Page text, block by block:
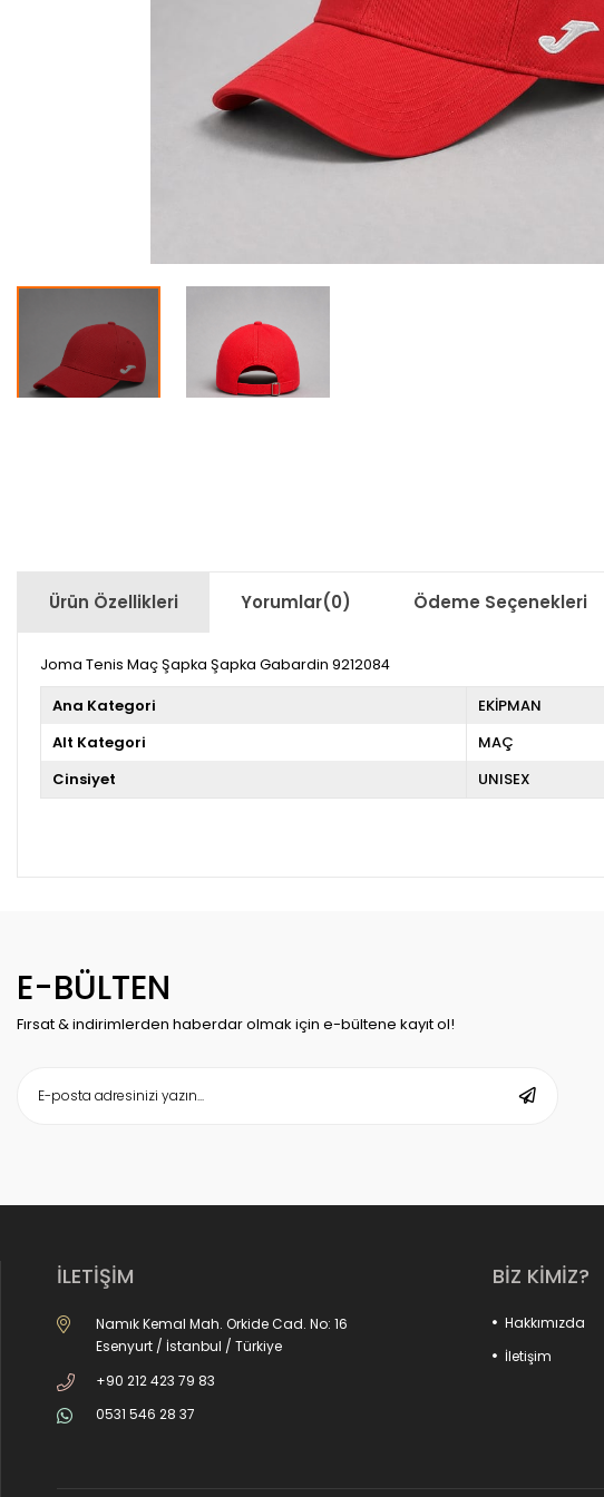
Ürün Özellikleri Yorumlar(0) Ödeme Seçenekleri
Joma Tenis Maç Şapka Şapka Gabardin 9212084
Ana Kategori
EKİPMAN
Alt Kategori
MAÇ
Cinsiyet
UNISEX
E-BÜLTEN
Fırsat & indirimlerden haberdar olmak için e-bültene kayıt ol!
İLETİŞİM
Namık Kemal Mah. Orkide Cad. No: 16
Esenyurt / İstanbul / Türkiye
+90 212 423 79 83
0531 546 28 37
BİZ KİMİZ?
Hakkımızda
İletişim